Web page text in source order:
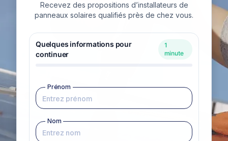
Recevez des propositions d’installateurs de
panneaux solaires qualifiés près de chez vous.